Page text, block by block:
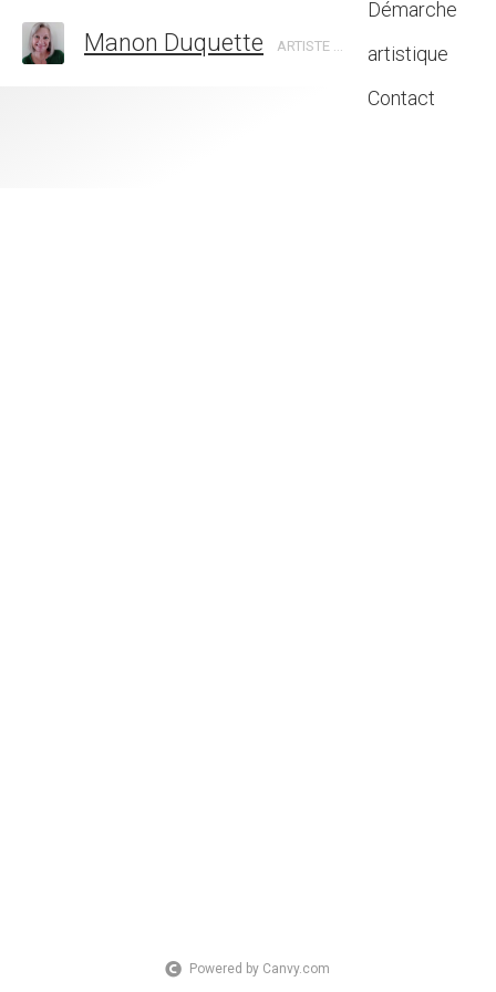
Manon Duquette ARTISTE EN ART ABSTRAIT, CANADA
Démarche
artistique
Contact
Powered by Canvy.com